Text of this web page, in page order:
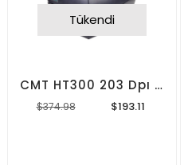
Tükendi
CMT HT300 203 Dpı Barkod Yazıcı
$193.11
$374.98